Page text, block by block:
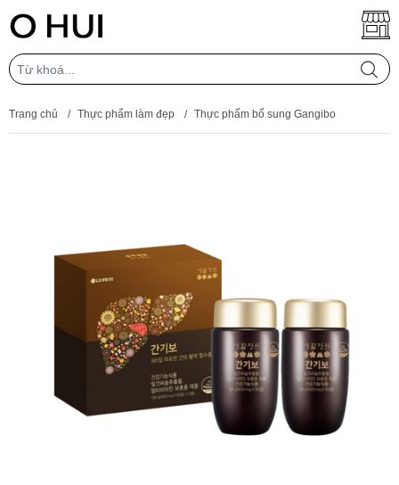
Trang chủ / Thực phẩm làm đẹp / Thực phẩm bổ sung Gangibo